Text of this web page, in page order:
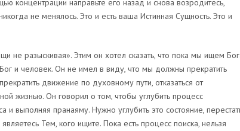
концентрации направьте его назад и снова возродитесь,
не менялось. Это и есть ваша Истинная Сущность. Это и
не разыскивая». Этим он хотел сказать, что пока мы ищем
и человек. Он не имел в виду, что мы должны прекратить
движение по духовному пути, отказаться от
жизнью. Он говорил о том, чтобы углубить процесс
и выполняя пранаяму. Нужно углубить это состояние,
Тем, кого ищите. Пока есть процесс поиска, нельзя